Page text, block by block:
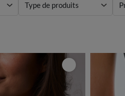
Type de produits